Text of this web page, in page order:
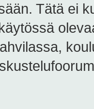
Tätä ei